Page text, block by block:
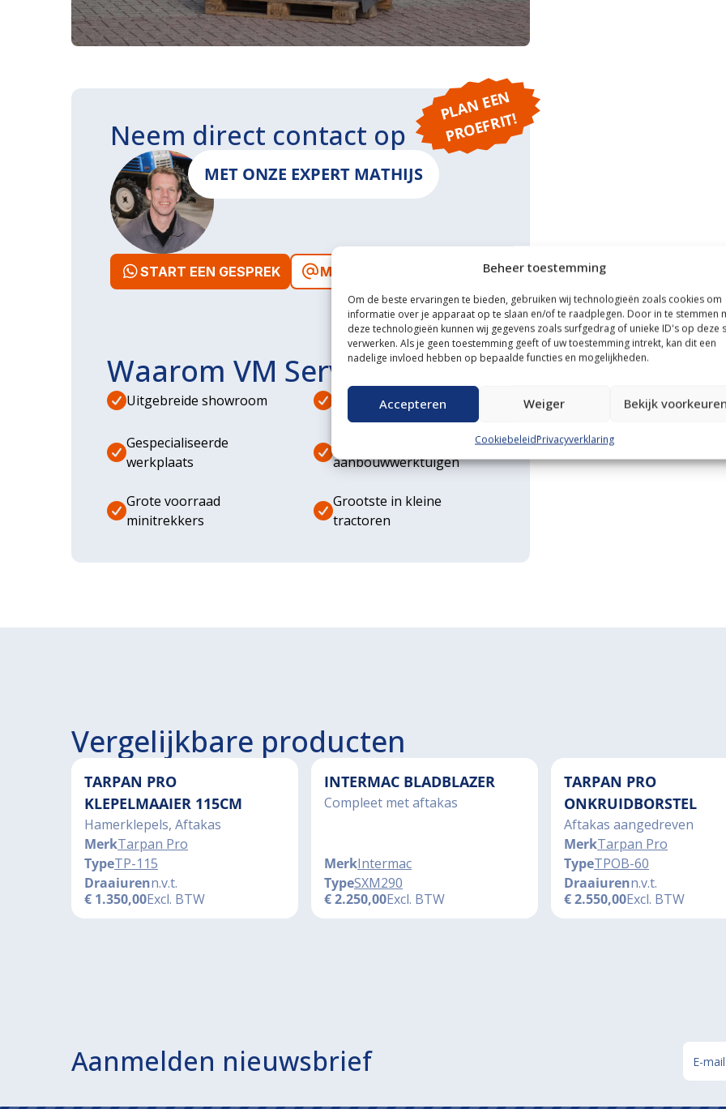
Beheer toestemming
Om de beste ervaringen te bieden, gebruiken wij technologieën zoals cookies om
informatie over je apparaat op te slaan en/of te raadplegen. Door in te stemmen
deze technologieën kunnen wij gegevens zoals surfgedrag of unieke ID's op deze
verwerken. Als je geen toestemming geeft of uw toestemming intrekt, kan dit een
nadelige invloed hebben op bepaalde functies en mogelijkheden.
Accepteren Weiger Bekijk
CookiebeleidPrivacyverklaring
P
L
A
N
E
E
N
P
R
O
E
F
RI
T!
Neem direct contact op
MET ONZE EXPERT MATHIJS
START EEN GESPREK MAIL ONS
Waarom VM Service
Uitgebreide showroom Eigen transportservice
Gespecialiseerde
werkplaats
aanbouwwerktuigen
Grote voorraad
minitrekkers
Grootste in kleine
tractoren
Vergelijkbare producten
TARPAN PRO
KLEPELMAAIER 115CM
Hamerklepels, Aftakas
MerkTarpan Pro
TypeTP-115
Draaiurenn.v.t.
€ 1.350,00Excl. BTW
INTERMAC BLADBLAZER
Compleet met aftakas
MerkIntermac
TypeSXM290
€2.250,00Excl. BTW
TARPAN PRO
ONKRUIDBORSTEL
Aftakas aangedreven
MerkTarpan Pro
TypeTPOB-60
Draaiurenn.v.t.
€2.550,00Excl. BTW
Aanmelden nieuwsbrief